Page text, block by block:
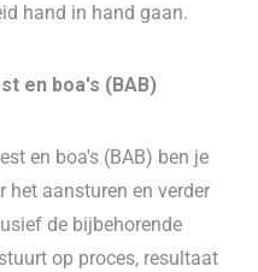
hand in hand gaan.
en boa's (BAB)
en boa's (BAB) ben je
aansturen en verder
de bijbehorende
op proces, resultaat